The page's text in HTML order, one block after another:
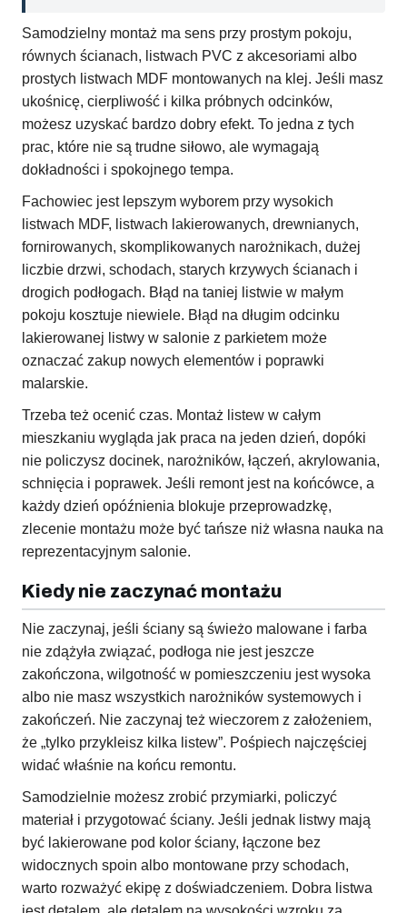
Samodzielny montaż ma sens przy prostym pokoju,
równych ścianach, listwach PVC z akcesoriami albo
prostych listwach MDF montowanych na klej. Jeśli masz
ukośnicę, cierpliwość i kilka próbnych odcinków,
możesz uzyskać bardzo dobry efekt. To jedna z tych
prac, które nie są trudne siłowo, ale wymagają
dokładności i spokojnego tempa.
Fachowiec jest lepszym wyborem przy wysokich
listwach MDF, listwach lakierowanych, drewnianych,
fornirowanych, skomplikowanych narożnikach, dużej
liczbie drzwi, schodach, starych krzywych ścianach i
drogich podłogach. Błąd na taniej listwie w małym
pokoju kosztuje niewiele. Błąd na długim odcinku
lakierowanej listwy w salonie z parkietem może
oznaczać zakup nowych elementów i poprawki
malarskie.
Trzeba też ocenić czas. Montaż listew w całym
mieszkaniu wygląda jak praca na jeden dzień, dopóki
nie policzysz docinek, narożników, łączeń, akrylowania,
schnięcia i poprawek. Jeśli remont jest na końcówce, a
każdy dzień opóźnienia blokuje przeprowadzkę,
zlecenie montażu może być tańsze niż własna nauka na
reprezentacyjnym salonie.
Kiedy nie zaczynać montażu
Nie zaczynaj, jeśli ściany są świeżo malowane i farba
nie zdążyła związać, podłoga nie jest jeszcze
zakończona, wilgotność w pomieszczeniu jest wysoka
albo nie masz wszystkich narożników systemowych i
zakończeń. Nie zaczynaj też wieczorem z założeniem,
że „tylko przykleisz kilka listew”. Pośpiech najczęściej
widać właśnie na końcu remontu.
Samodzielnie możesz zrobić przymiarki, policzyć
materiał i przygotować ściany. Jeśli jednak listwy mają
być lakierowane pod kolor ściany, łączone bez
widocznych spoin albo montowane przy schodach,
warto rozważyć ekipę z doświadczeniem. Dobra listwa